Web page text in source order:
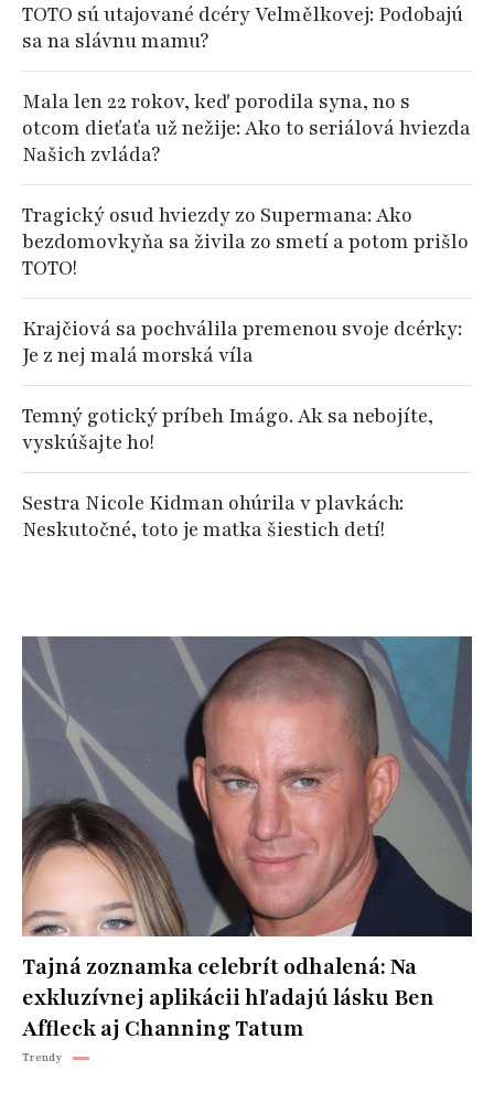
TOTO sú utajované dcéry Velmělkovej: Podobajú
sa na slávnu mamu?
Mala len 22 rokov, keď porodila syna, no s
otcom dieťaťa už nežije: Ako to seriálová hviezda
Našich zvláda?
Tragický osud hviezdy zo Supermana: Ako
bezdomovkyňa sa živila zo smetí a potom prišlo
TOTO!
Krajčiová sa pochválila premenou svoje dcérky:
Je z nej malá morská víla
Temný gotický príbeh Imágo. Ak sa nebojíte,
vyskúšajte ho!
Sestra Nicole Kidman ohúrila v plavkách:
Neskutočné, toto je matka šiestich detí!
Tajná zoznamka celebrít odhalená: Na
exkluzívnej aplikácii hľadajú lásku Ben
Affleck aj Channing Tatum
Trendy